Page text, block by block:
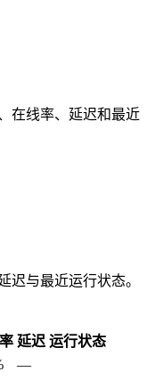
在线率、延迟和最近
迟与最近运行状态。
延迟 运行状态
—